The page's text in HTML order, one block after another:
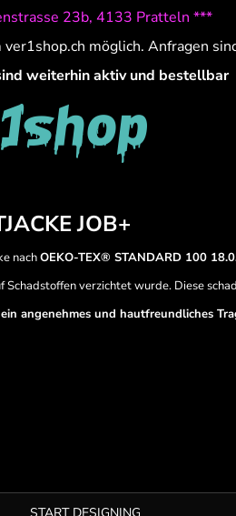
23b, 4133 Pratteln ***
möglich. Anfragen
weiterhin aktiv und bestellbar
JOB+
nachOEKO-TEX® STANDARD 100
Schadstoffen verzichtet wurde. Diese
angenehmes und hautfreundliches